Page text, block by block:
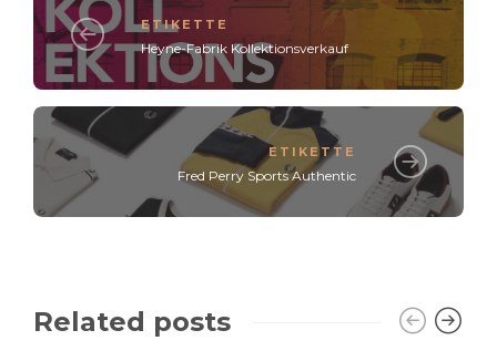
ETIKETTE
Heyne-Fabrik Kollektionsverkauf
ETIKETTE
Fred Perry Sports Authentic
Related posts